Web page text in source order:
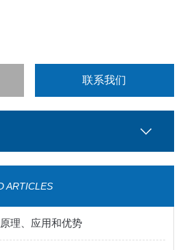
联系我们
ARTICLES
理、应用和优势